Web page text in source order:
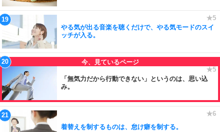
やる気が出る音楽を聴くだけで、やる気モードのスイ
ッチが入る。
「無気力だから行動できない」というのは、思い込
み。
着替えを制するものは、怠け癖を制する。